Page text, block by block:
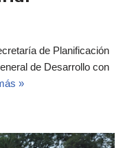
de Planificación
de Desarrollo con
»